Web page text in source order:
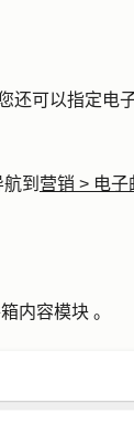
还可以指定电
到 营销 > 电子
内容模块 。